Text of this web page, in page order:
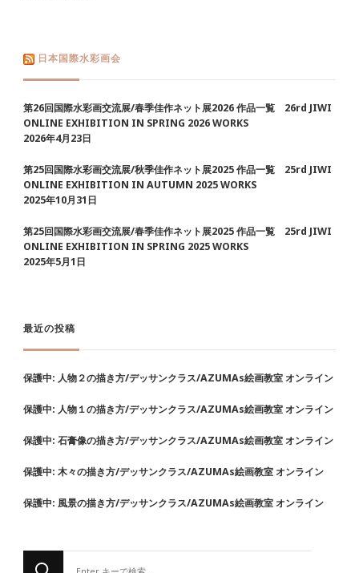
日本国際水彩画会
第26回国際水彩画交流展/春季佳作ネット展2026 作品一覧 26rd JIWI
ONLINE EXHIBITION IN SPRING 2026 WORKS
2026年4月23日
第25回国際水彩画交流展/秋季佳作ネット展2025 作品一覧 25rd JIWI
ONLINE EXHIBITION IN AUTUMN 2025 WORKS
2025年10月31日
第25回国際水彩画交流展/春季佳作ネット展2025 作品一覧 25rd JIWI
ONLINE EXHIBITION IN SPRING 2025 WORKS
2025年5月1日
最近の投稿
保護中: 人物２の描き方/デッサンクラス/AZUMAs絵画教室 オンライン
保護中: 人物１の描き方/デッサンクラス/AZUMAs絵画教室 オンライン
保護中: 石膏像の描き方/デッサンクラス/AZUMAs絵画教室 オンライン
保護中: 木々の描き方/デッサンクラス/AZUMAs絵画教室 オンライン
保護中: 風景の描き方/デッサンクラス/AZUMAs絵画教室 オンライン